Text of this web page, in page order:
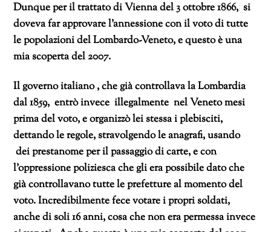
Dunque per il trattato di Vienna del 3 ottobre 1866, si
doveva far approvare l’annessione con il voto di tutte
le popolazioni del Lombardo-Veneto, e questo è una
mia scoperta del 2007.
Il governo italiano , che già controllava la Lombardia
dal 1859, entrò invece illegalmente nel Veneto mesi
prima del voto, e organizzò lei stessa i plebisciti,
dettando le regole, stravolgendo le anagrafi, usando
dei prestanome per il passaggio di carte, e con
l’oppressione poliziesca che gli era possibile dato che
già controllavano tutte le prefetture al momento del
voto. Incredibilmente fece votare i propri soldati,
anche di soli 16 anni, cosa che non era permessa invece